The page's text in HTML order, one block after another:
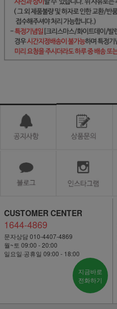
CUSTOMER CENTER
1644-4869
문자상담 010-4407-4869
월~토 09:00 - 20:00
일요일·공휴일 09:00 - 18:00
지금바로
전화하기